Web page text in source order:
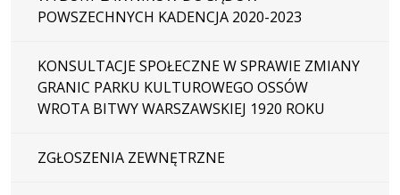
POWSZECHNYCH KADENCJA 2020-2023
KONSULTACJE SPOŁECZNE W SPRAWIE ZMIANY
GRANIC PARKU KULTUROWEGO OSSÓW
WROTA BITWY WARSZAWSKIEJ 1920 ROKU
ZGŁOSZENIA ZEWNĘTRZNE